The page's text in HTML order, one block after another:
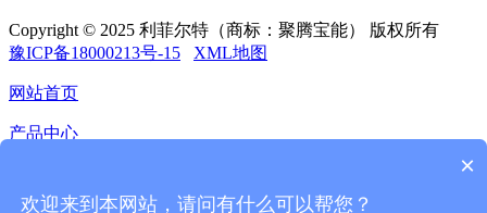
Copyright © 2025 利菲尔特（商标：聚腾宝能） 版权所有
豫ICP备18000213号-15
XML地图
网站首页
产品中心
×
欢迎来到本网站，请问有什么可以帮您？